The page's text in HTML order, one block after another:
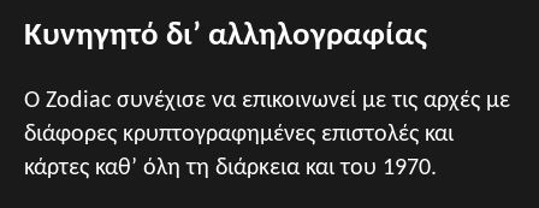
Κυνηγητό δι’ αλληλογραφίας
Ο Zodiac συνέχισε να επικοινωνεί με τις αρχές με
διάφορες κρυπτογραφημένες επιστολές και
κάρτες καθ’ όλη τη διάρκεια και του 1970.